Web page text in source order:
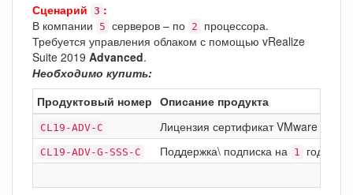
Сценарий 3 :
В компании
5 серверов – по 2
процессора.
Требуется управления облаком с помощью vRealize
Suite 2019 Advanced.
Необходимо купить:
Продуктовый номер Описание продукта
CL19-ADV-C Лицензия сертификат VMware
CL19-ADV-G-SSS-C Поддержка\ подписка на 1 год